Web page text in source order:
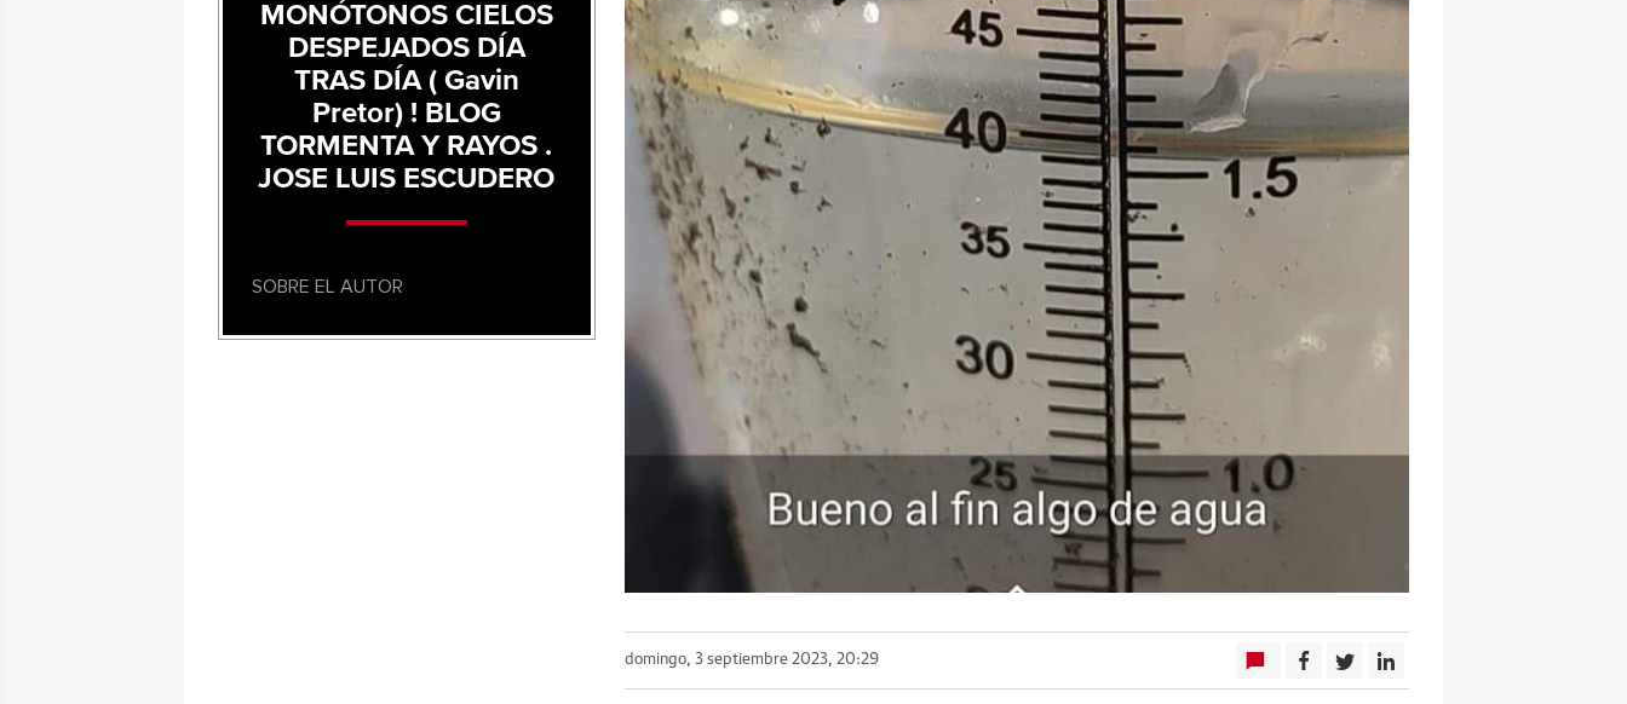
domingo, 3 septiembre 2023, 20:29
MONÓTONOS CIELOS
DESPEJADOS DÍA
TRAS DÍA ( Gavin
Pretor) ! BLOG
TORMENTA Y RAYOS .
JOSE LUIS ESCUDERO
SOBRE EL AUTOR